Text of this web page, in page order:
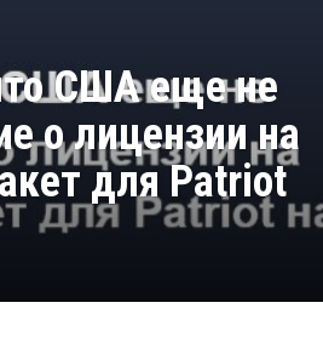
США еще не
о лицензии на
для Patriot